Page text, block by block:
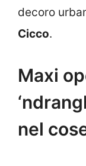
decoro
Cicco.
Maxi
nel